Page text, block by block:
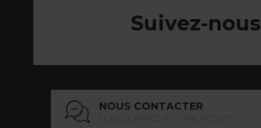
Suivez-nous
NOUS CONTACTER